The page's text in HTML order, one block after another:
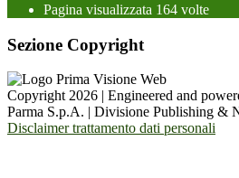
Pagina visualizzata 164 volte
Sezione Copyright
Copyright 2026 | Engineered and
Parma S.p.A. | Divisione Publishing &
Disclaimer trattamento dati personali